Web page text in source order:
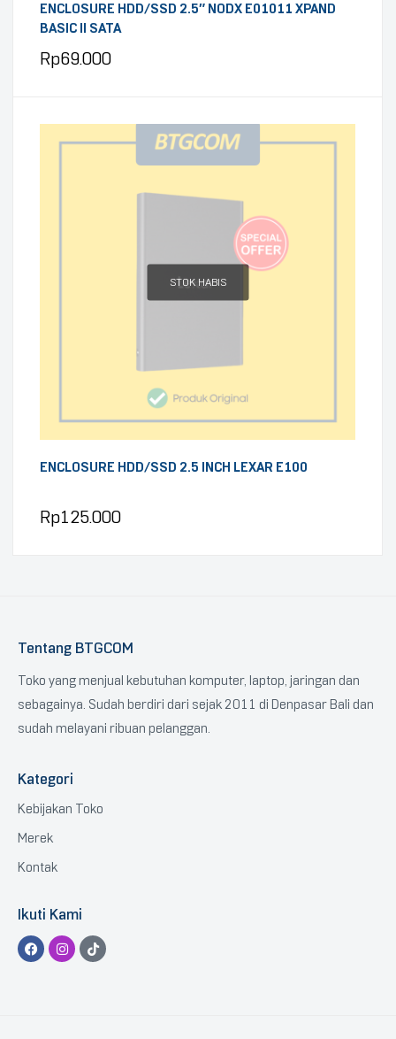
ENCLOSURE HDD/SSD 2.5″ NODX E01011 XPAND
BASIC II SATA
Rp69.000
STOK HABIS
ENCLOSURE HDD/SSD 2.5 INCH LEXAR E100
Rp125.000
Tentang BTGCOM
Toko yang menjual kebutuhan komputer, laptop, jaringan dan
sebagainya. Sudah berdiri dari sejak 2011 di Denpasar Bali dan
sudah melayani ribuan pelanggan.
Kategori
Kebijakan Toko
Merek
Kontak
Ikuti Kami